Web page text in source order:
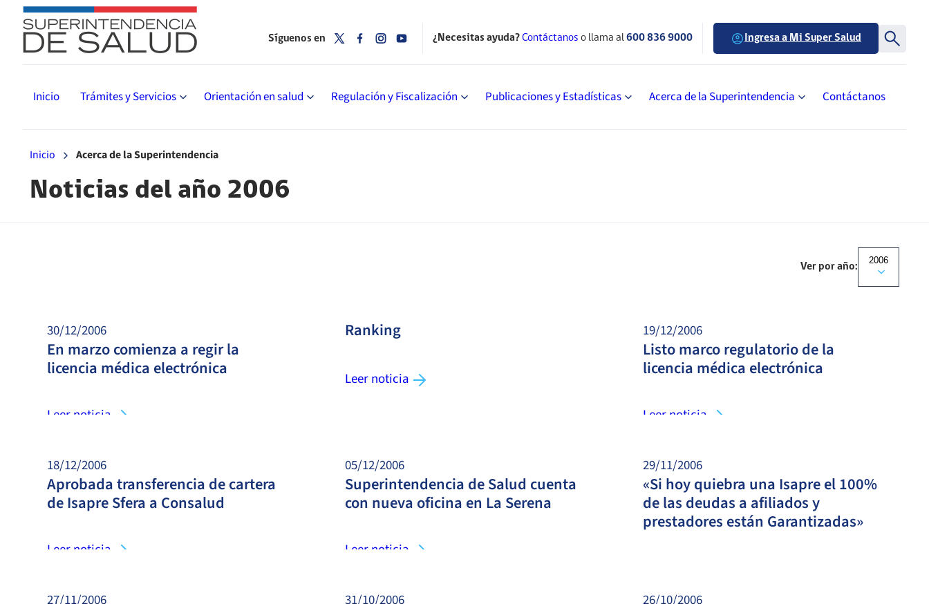
Inicio Trámites y Servicios Orientación en salud Regulación y Fiscalización Publicaciones y Estadísticas Acerca de la Superintendencia Contáctanos
Síguenos en ¿Necesitas ayuda?Contáctanos o llama al600 836 9000 Ingresa a Mi Super Salud
Inicio Acerca de la Superintendencia
Noticias del año 2006
Ver por año:
2006
30/12/2006
En marzo comienza a regir la
licencia médica electrónica
Leer noticia
Ranking
Leer noticia
19/12/2006
Listo marco regulatorio de la
licencia médica electrónica
Leer noticia
18/12/2006
Aprobada transferencia de cartera
de Isapre Sfera a Consalud
Leer noticia
05/12/2006
Superintendencia de Salud cuenta
con nueva oficina en La Serena
Leer noticia
29/11/2006
«Si hoy quiebra una Isapre el 100%
de las deudas a afiliados y
prestadores están Garantizadas»
27/11/2006
31/10/2006 26/10/2006